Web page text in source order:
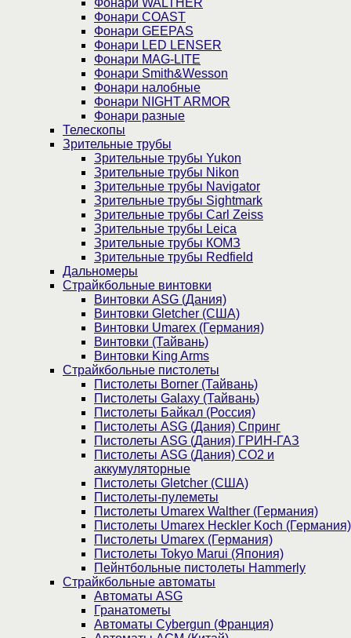
Фонари COAST
Фонари GEEPAS
Фонари LED LENSER
Фонари MAG-LITE
Фонари Smith&Wesson
Фонари налобные
Фонари NIGHT ARMOR
Фонари разные
Телескопы
Зрительные трубы
Зрительные трубы Yukon
Зрительные трубы Nikon
Зрительные трубы Navigator
Зрительные трубы Sightmark
Зрительные трубы Carl Zeiss
Зрительные трубы Leica
Зрительные трубы КОМЗ
Зрительные трубы Redfield
Дальномеры
Страйкбольные винтовки
Винтовки ASG (Дания)
Винтовки Gletcher (США)
Винтовки Umarex (Германия)
Винтовки (Тайвань)
Винтовки King Arms
Страйкбольные пистолеты
Пистолеты Borner (Тайвань)
Пистолеты Galaxy (Тайвань)
Пистолеты Байкал (Россия)
Пистолеты ASG (Дания) Спринг
Пистолеты ASG (Дания) ГРИН-ГАЗ
Пистолеты ASG (Дания) CO2 и
аккумуляторные
Пистолеты Gletcher (США)
Пистолеты-пулеметы
Пистолеты Umarex Walther (Германия)
Пистолеты Umarex Heckler Koch (Германия)
Пистолеты Umarex (Германия)
Пистолеты Tokyo Marui (Япония)
Пейнтбольные пистолеты Hammerly
Страйкбольные автоматы
Автоматы ASG
Гранатометы
Автоматы Cybergun (Франция)